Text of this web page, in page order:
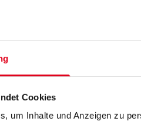
Cookies
um Inhalte und Anzeigen zu